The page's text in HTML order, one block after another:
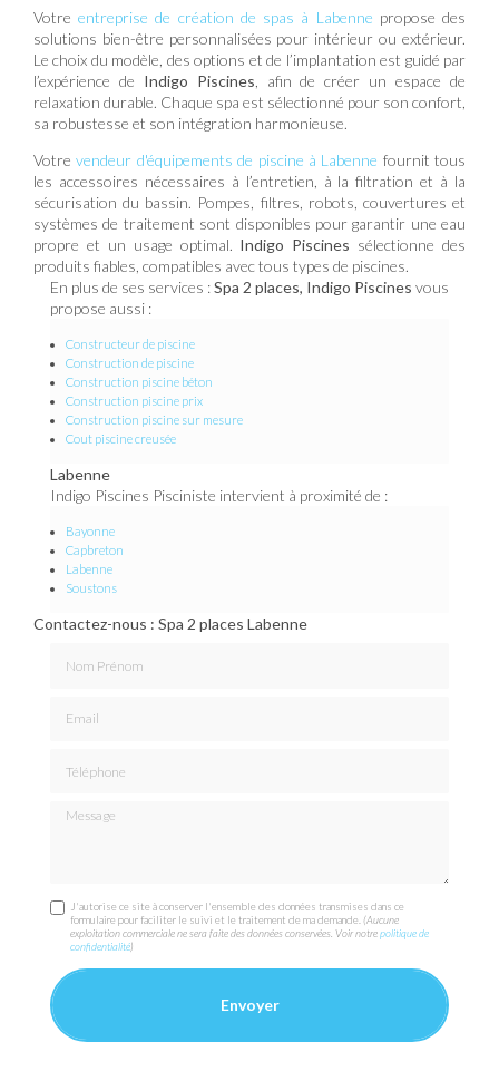
Votreentreprise de création de spas à Labenne propose des
solutions bien-être personnalisées pour intérieur ou extérieur.
Le choix du modèle, des options et de l’implantation est guidé par
l’expérience de Indigo Piscines , afin de créer un espace de
relaxation durable. Chaque spa est sélectionné pour son confort,
sa robustesse et son intégration harmonieuse.
Votrevendeur d'équipements de piscine à Labenne fournit tous
les accessoires nécessaires à l’entretien, à la filtration et à la
sécurisation du bassin. Pompes, filtres, robots, couvertures et
systèmes de traitement sont disponibles pour garantir une eau
propre et un usage optimal. Indigo Piscines sélectionne des
produits fiables, compatibles avec tous types de piscines.
En plus de ses services :Spa 2 places, Indigo Piscines vous
propose aussi :
Constructeur de piscine
Construction de piscine
Construction piscine béton
Construction piscine prix
Construction piscine sur mesure
Cout piscine creusée
Labenne
Indigo Piscines Pisciniste intervient à proximité de :
Bayonne
Capbreton
Labenne
Soustons
Contactez-nous : Spa 2 places Labenne
Message
J'autorise ce site à conserver l'ensemble des données transmises dans ce
formulaire pour faciliter le suivi et le traitement de ma demande.(Aucune
exploitation commerciale ne sera faite des données conservées. Voir notrepolitique de
confidentialité)